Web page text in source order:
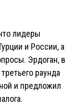
лидеры
и России, а
Эрдоган, в
раунда
и предложил